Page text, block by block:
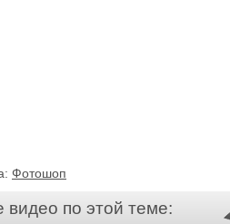
Фотошоп
видео по этой теме: